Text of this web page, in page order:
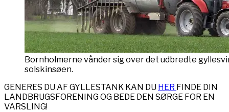
Bornholmerne vånder sig over det udbredte
solskinsøen.
GENERES DU AF GYLLESTANK KAN DU HER FINDE DIN
LANDBRUGSFORENING OG BEDE DEN SØRGE FOR EN
VARSLING!